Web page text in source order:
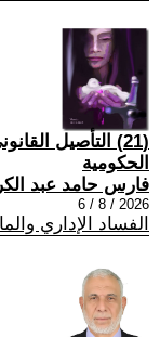
(21) التأصيل
الحكومية
فارس حامد عبد
2026 / 8 / 6
الفساد الإداري